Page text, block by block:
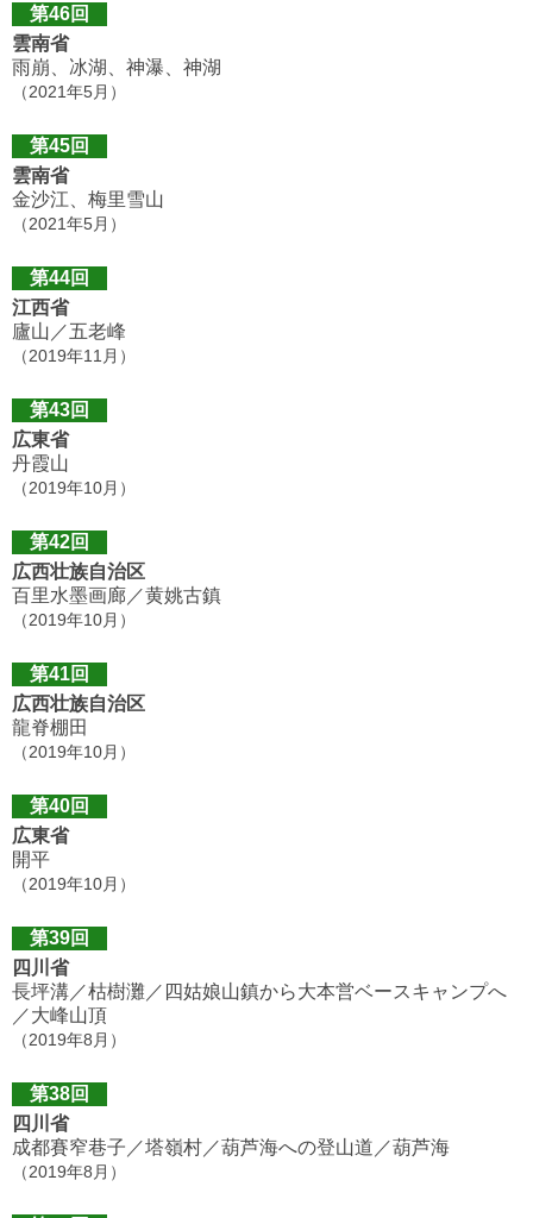
第46回
雲南省
雨崩、冰湖、神瀑、神湖
（2021年5月）
第45回
雲南省
金沙江、梅里雪山
（2021年5月）
第44回
江西省
廬山／五老峰
（2019年11月）
第43回
広東省
丹霞山
（2019年10月）
第42回
広西壮族自治区
百里水墨画廊／黄姚古鎮
（2019年10月）
第41回
広西壮族自治区
龍脊棚田
（2019年10月）
第40回
広東省
開平
（2019年10月）
第39回
四川省
長坪溝／枯樹灘／四姑娘山鎮から大本営ベースキャンプへ
／大峰山頂
（2019年8月）
第38回
四川省
成都賽窄巷子／塔嶺村／葫芦海への登山道／葫芦海
（2019年8月）